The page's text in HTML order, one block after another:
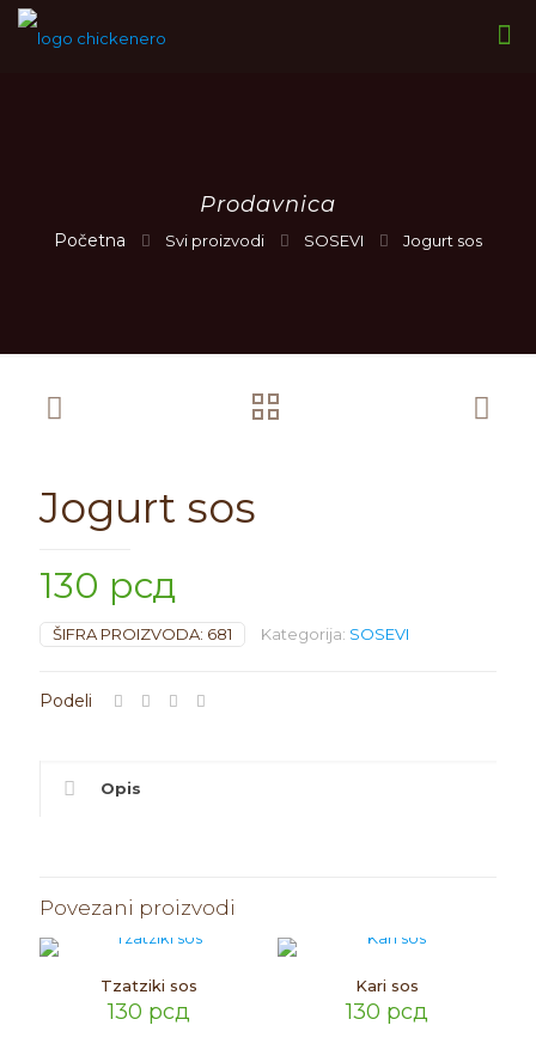
Prodavnica
Svi proizvodi SOSEVI Jogurt sos
Jogurt sos
130 рсд
ŠIFRA PROIZVODA: 681 Kategorija: SOSEVI
Opis
Povezani proizvodi
Tzatziki sos
130 рсд
Kari sos
130 рсд